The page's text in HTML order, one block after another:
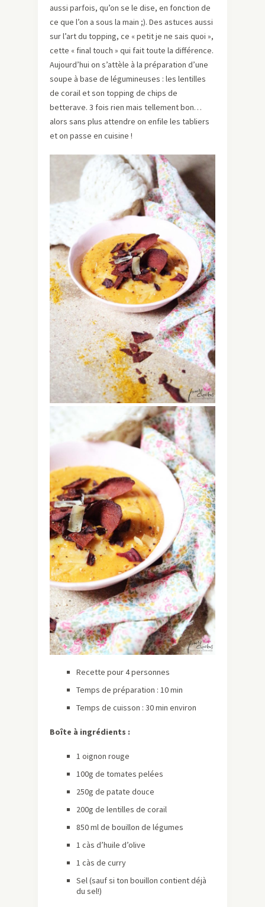
aussi parfois, qu’on se le dise, en fonction de
ce que l’on a sous la main ;). Des astuces aussi
sur l’art du topping, ce « petit je ne sais quoi »,
cette « final touch » qui fait toute la différence.
Aujourd’hui on s’attèle à la préparation d’une
soupe à base de légumineuses : les lentilles
de corail et son topping de chips de
betterave. 3 fois rien mais tellement bon…
alors sans plus attendre on enfile les tabliers
et on passe en cuisine !
Recette pour 4 personnes
Temps de préparation : 10 min
Temps de cuisson : 30 min environ
Boîte à ingrédients :
1 oignon rouge
100g de tomates pelées
250g de patate douce
200g de lentilles de corail
850 ml de bouillon de légumes
1 càs d’huile d’olive
1 càs de curry
Sel (sauf si ton bouillon contient déjà
du sel!)